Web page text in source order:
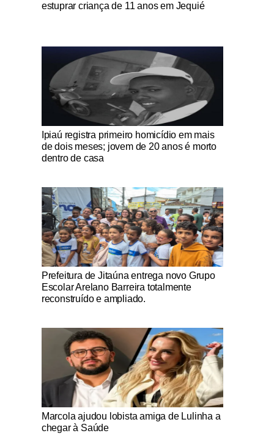
estuprar criança de 11 anos em Jequié
Notícias Católicas
Ipiaú registra primeiro homicídio em mais
de dois meses; jovem de 20 anos é morto
dentro de casa
Notícias Católicas
Prefeitura de Jitaúna entrega novo Grupo
Escolar Arelano Barreira totalmente
reconstruído e ampliado.
Notícias Católicas
Marcola ajudou lobista amiga de Lulinha a
chegar à Saúde